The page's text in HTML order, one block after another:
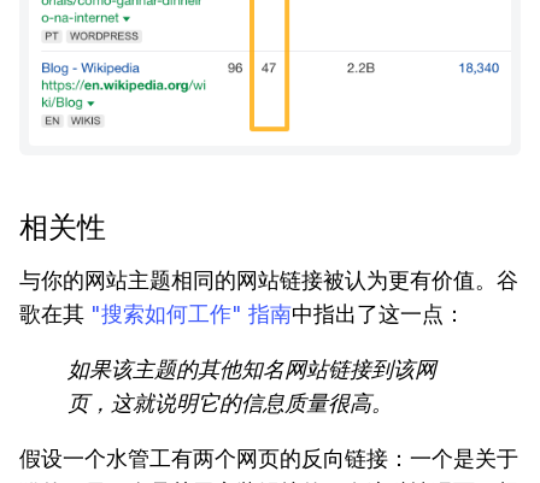
相关性
与你的网站主题相同的网站链接被认为更有价值。谷
歌在其 "搜索如何工作" 指南中指出了这一点：
如果该主题的其他知名网站链接到该网
页，这就说明它的信息质量很高。
假设一个水管工有两个网页的反向链接：一个是关于